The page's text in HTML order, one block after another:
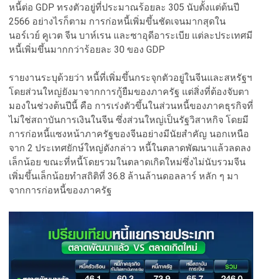
หนี้ต่อ GDP ทรงตัวอยู่ที่ประมาณร้อยละ 305 นับตั้งแต่ต้นปี
2566 อย่างไรก็ตาม การก่อหนี้เพิ่มขึ้นชัดเจนมากสุดใน
นอร์เวย์ คูเวต จีน บาห์เรน และซาอุดีอาระเบีย แต่ละประเทศมี
หนี้เพิ่มขึ้นมากกว่าร้อยละ 30 ของ GDP
รายงานระบุด้วยว่า หนี้ที่เพิ่มขึ้นกระจุกตัวอยู่ในจีนและสหรัฐฯ
โดยส่วนใหญ่ยังมาจากการกู้ยืมของภาครัฐ แต่สิ่งที่ต้องจับตา
มองในช่วงต้นปีนี้ คือ การเร่งตัวขึ้นในส่วนหนี้ของภาคธุรกิจที่
ไม่ใช่สถาบันการเงินในจีน ซึ่งส่วนใหญ่เป็นรัฐวิสาหกิจ โดยมี
การก่อหนี้แซงหน้าภาครัฐของจีนอย่างมีนัยสำคัญ นอกเหนือ
จาก 2 ประเทศยักษ์ใหญ่ดังกล่าว หนี้ในตลาดพัฒนาแล้วลดลง
เล็กน้อย ขณะที่หนี้โดยรวมในตลาดเกิดใหม่ซึ่งไม่นับรวมจีน
เพิ่มขึ้นเล็กน้อยทำสถิติที่ 36.8 ล้านล้านดอลลาร์ หลัก ๆ มา
จากการก่อหนี้ของภาครัฐ